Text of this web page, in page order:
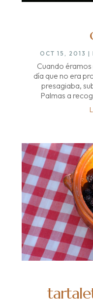
OCT 15, 2013 |
Cuando
día que no era
presagiaba,
Palmas a